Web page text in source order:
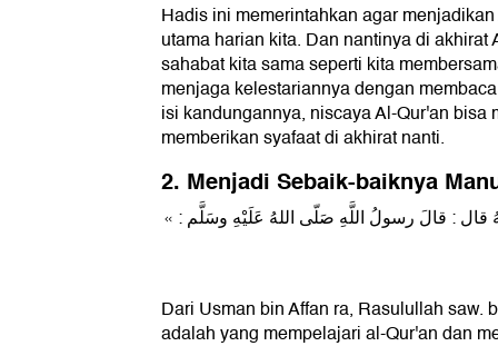
Hadis ini memerintahkan agar
utama harian kita. Dan nantinya di akhirat
sahabat kita sama seperti kita
menjaga kelestariannya dengan
isi kandungannya, niscaya Al-Qur'an bisa
memberikan syafaat di akhirat nanti.
2. Menjadi Sebaik-baiknya
: قالَ رسولُ اللَّهِ صَلّى اللهُ عَلَيْهِ وسَلَّم : «
Dari Usman bin Affan ra, Rasulullah saw.
adalah yang mempelajari al-Qur'an dan